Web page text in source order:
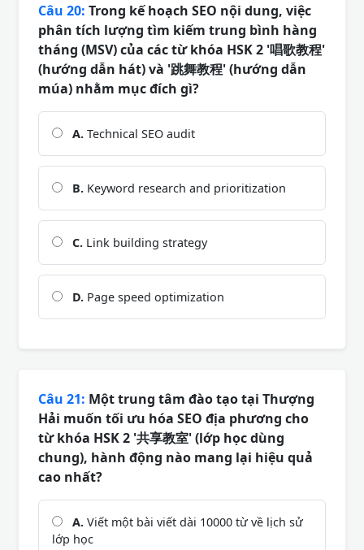
Câu 20: Trong kế hoạch SEO nội dung, việc
phân tích lượng tìm kiếm trung bình hàng
tháng (MSV) của các từ khóa HSK 2 '唱歌教程'
(hướng dẫn hát) và '跳舞教程' (hướng dẫn
múa) nhằm mục đích gì?
A. Technical SEO audit
B. Keyword research and prioritization
C. Link building strategy
D. Page speed optimization
Câu 21: Một trung tâm đào tạo tại Thượng
Hải muốn tối ưu hóa SEO địa phương cho
từ khóa HSK 2 '共享教室' (lớp học dùng
chung), hành động nào mang lại hiệu quả
cao nhất?
A. Viết một bài viết dài 10000 từ về lịch sử
lớp học